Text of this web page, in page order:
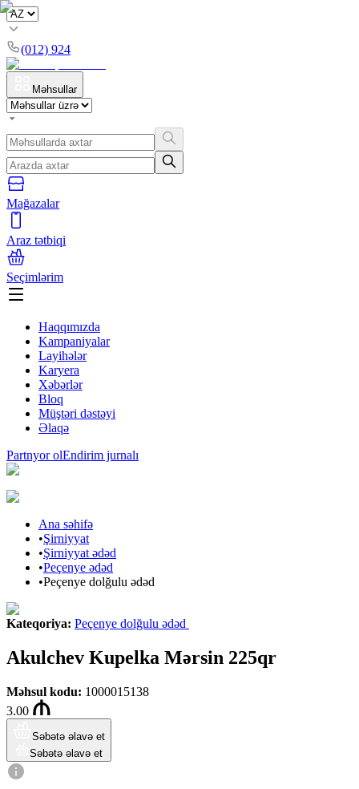
(012) 924
Məhsullar
Mağazalar
Araz tətbiqi
Seçimlərim
Haqqımızda
Kampaniyalar
Layihələr
Karyera
Xəbərlər
Bloq
Müştəri dəstəyi
Əlaqə
Partnyor olEndirim jurnalı
Ana səhifə
•Şirniyyat
•Şirniyyat ədəd
•Peçenye ədəd
•Peçenye dolğulu ədəd
Kateqoriya: Peçenye dolğulu ədəd
Akulchev Kupelka Mərsin 225qr
Məhsul kodu: 1000015138
3.00
Səbətə əlavə et
Səbətə əlavə et